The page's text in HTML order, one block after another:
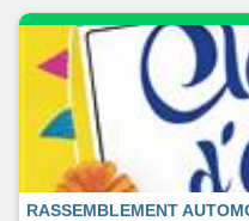
RASSEMBLEMENT